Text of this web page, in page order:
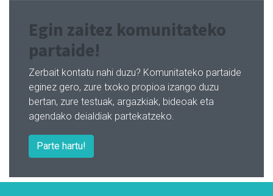
Egin zaitez komunitateko
partaide!
Zerbait kontatu nahi duzu? Komunitateko partaide
eginez gero, zure txoko propioa izango duzu
bertan, zure testuak, argazkiak, bideoak eta
agendako deialdiak partekatzeko.
Parte hartu!